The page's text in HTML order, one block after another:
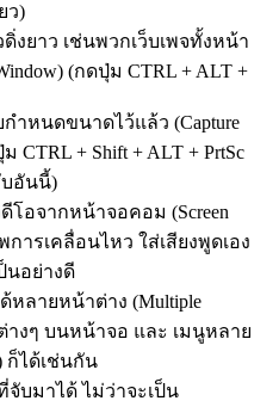
ว)
งยาว เช่นพวกเว็บเพจทั้งหน้า
(กดปุ่ม CTRL + ALT +
ำหนดขนาดไว้แล้ว (Capture
CTRL + Shift + ALT + PrtSc
อันนี้)
โอจากหน้าจอคอม (Screen
การเคลื่อนไหว ใส่เสียงพูดเอง
นอย่างดี
ลายหน้าต่าง (Multiple
างๆ บนหน้าจอ และ เมนูหลาย
ก็ได้เช่นกัน
บมาได้ ไม่ว่าจะเป็น